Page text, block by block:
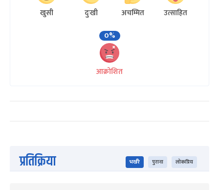
खुसी दुःखी अचम्मित
उत्साहित
0%
आक्रोशित
प्रतिक्रिया भर्खरै पुराना लोकप्रिय